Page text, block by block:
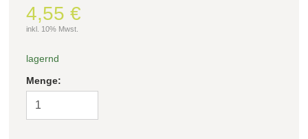
4,55 €
inkl. 10% Mwst.
lagernd
Menge: